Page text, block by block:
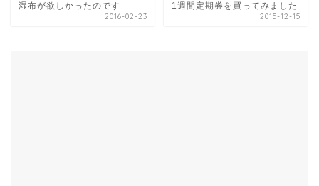
湿布が欲しかったのです
2016-02-23
1週間定期券を買ってみました
2015-12-15